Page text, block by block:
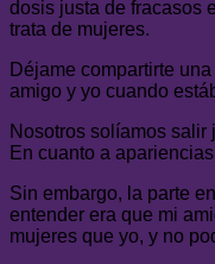
dosis justa de fracasos
trata de mujeres.
Déjame compartirte
amigo y yo cuando
Nosotros solíamos salir
En cuanto a
Sin embargo, la parte
entender era que mi
mujeres que yo, y no